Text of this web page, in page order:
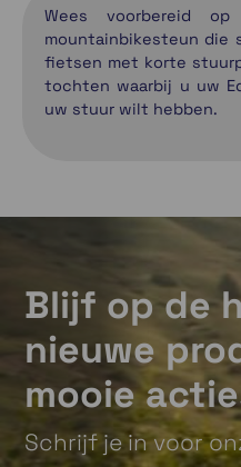
Wees voorbereid
mountainbikesteun die
fietsen met korte
tochten waarbij u uw
uw stuur wilt hebben.
Blijf op de
nieuwe
mooie
Schrijf je in voor